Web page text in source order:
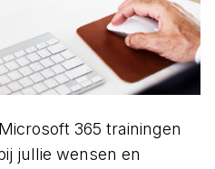
365 trainingen
jullie wensen en